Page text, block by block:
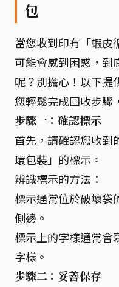
包
當您收到印有「蝦皮
可能會感到困惑，到
呢？別擔心！以下提
您輕鬆完成回收步驟
步驟一：確認標示
首先，請確認您收到
環包裝」的標示。
辨識標示的方法：
標示通常位於破壞袋
側邊。
標示上的字樣通常會
字樣。
步驟二：妥善保存